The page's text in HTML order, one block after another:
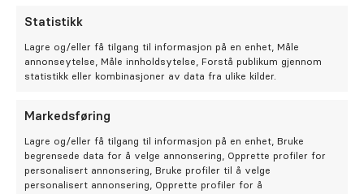
Statistikk
Lagre og/eller få tilgang til informasjon på en enhet, Måle
annonseytelse, Måle innholdsytelse, Forstå publikum gjennom
statistikk eller kombinasjoner av data fra ulike kilder.
Markedsføring
Lagre og/eller få tilgang til informasjon på en enhet, Bruke
begrensede data for å velge annonsering, Opprette profiler for
personalisert annonsering, Bruke profiler til å velge
personalisert annonsering, Opprette profiler for å